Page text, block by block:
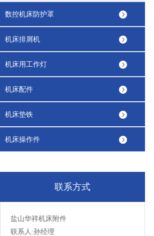
数控机床防护罩
机床排屑机
机床用工作灯
机床配件
机床垫铁
机床操作件
联系方式
盐山华祥机床附件
联系人:孙经理